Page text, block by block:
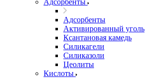
Адсорбенты
Адсорбенты
Активированный уголь
Ксантановая камедь
Силикагели
Силиказоли
Цеолиты
Кислоты